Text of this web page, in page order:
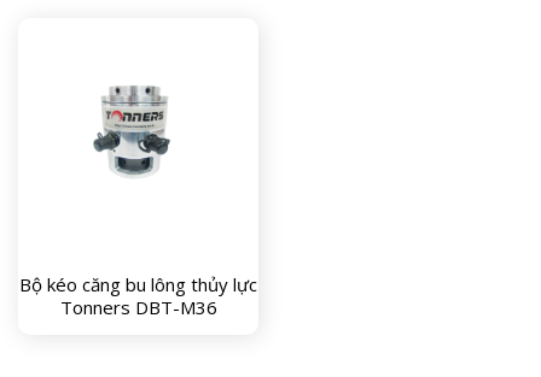
Bộ kéo căng bu lông thủy lực
Tonners DBT-M36